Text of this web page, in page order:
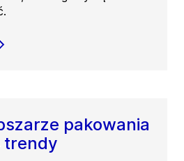
pakowania
trendy